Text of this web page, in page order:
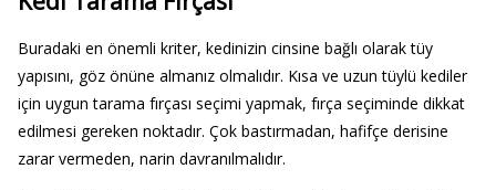
Buradaki en önemli kriter, kedinizin cinsine bağlı olarak tüy
yapısını, göz önüne almanız olmalıdır. Kısa ve uzun tüylü kediler
için uygun tarama fırçası seçimi yapmak, fırça seçiminde dikkat
edilmesi gereken noktadır. Çok bastırmadan, hafifçe derisine
zarar vermeden, narin davranılmalıdır.